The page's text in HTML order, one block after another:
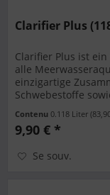
Clarifier Plus
Clarifier Plus ist
alle
einzigartige
Schwebestoffe
Contenu 0.118 Liter
9,90 € *
Se souv.